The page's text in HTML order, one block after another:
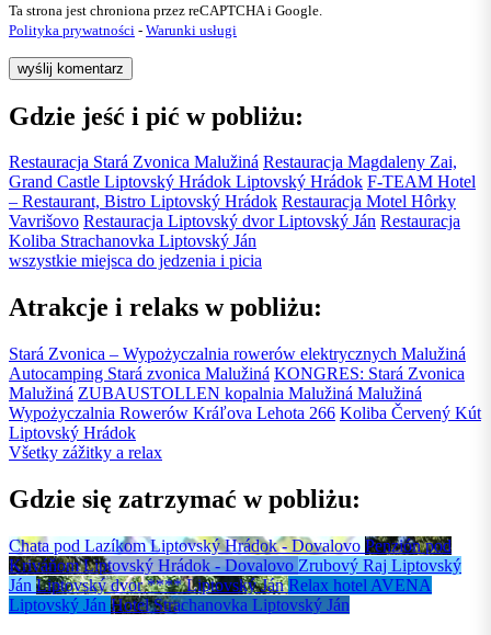
Ta strona jest chroniona przez reCAPTCHA i Google.
Polityka prywatności - Warunki usługi
Gdzie jeść i pić w pobliżu:
Restauracja Stará Zvonica Malužiná Restauracja Magdaleny Zai,
Grand Castle Liptovský Hrádok Liptovský Hrádok F-TEAM Hotel
– Restaurant, Bistro Liptovský Hrádok Restauracja Motel Hôrky
Vavrišovo Restauracja Liptovský dvor Liptovský Ján Restauracja
Koliba Strachanovka Liptovský Ján
wszystkie miejsca do jedzenia i picia
Atrakcje i relaks w pobliżu:
Stará Zvonica – Wypożyczalnia rowerów elektrycznych Malužiná
Autocamping Stará zvonica Malužiná KONGRES: Stará Zvonica
Malužiná ZUBAUSTOLLEN kopalnia Malužiná Malužiná
Wypożyczalnia Rowerów Kráľova Lehota 266 Koliba Červený Kút
Liptovský Hrádok
Všetky zážitky a relax
Gdzie się zatrzymać w pobliżu:
Chata pod LazíkomLiptovský Hrádok - Dovalovo Penzión pod
KriváňomLiptovský Hrádok - Dovalovo Zrubový Raj Liptovský
Ján Liptovský dvor ****Liptovský JánRelax hotel AVENA
Liptovský Ján Hotel Strachanovka Liptovský Ján